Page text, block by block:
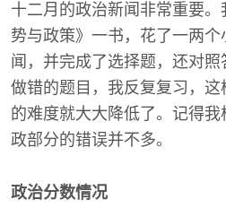
十二月的政治新闻非常重要
势与政策》一书，花了一两
闻，并完成了选择题，还对
做错的题目，我反复复习，
的难度就大大降低了。记得
政部分的错误并不多。
政治分数情况